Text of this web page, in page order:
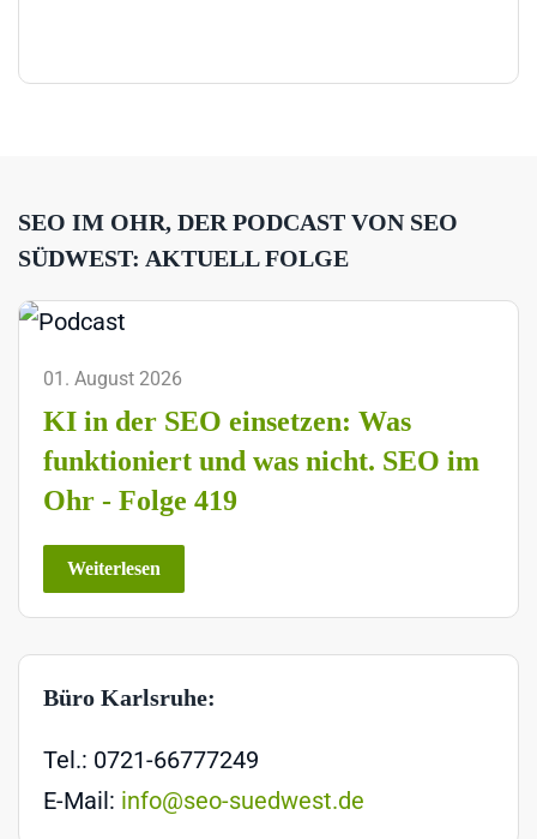
SEO IM OHR, DER PODCAST VON SEO
SÜDWEST: AKTUELL FOLGE
01. August 2026
KI in der SEO einsetzen: Was
funktioniert und was nicht. SEO im
Ohr - Folge 419
Weiterlesen
Büro Karlsruhe:
Tel.: 0721-66777249
E-Mail: info@seo-suedwest.de